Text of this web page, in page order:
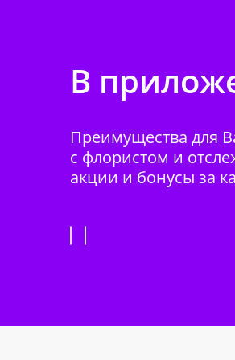
В
Преимущества для
с флористом и
акции и бонусы за